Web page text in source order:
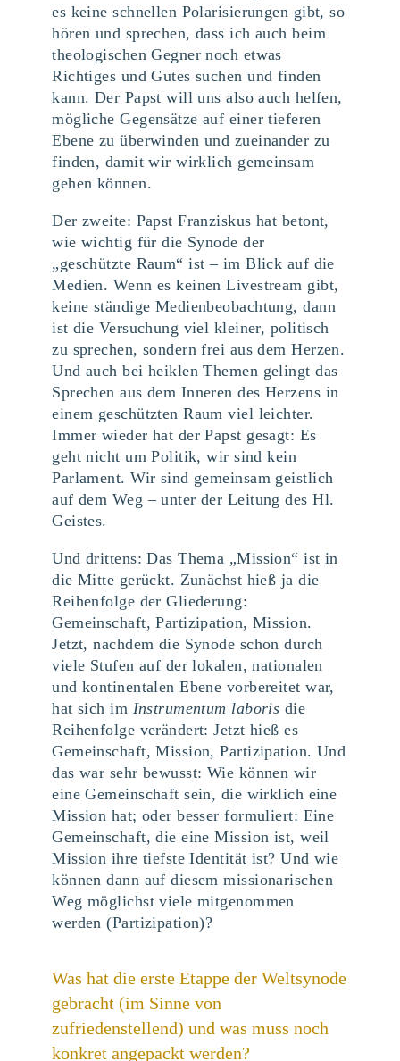
es keine schnellen Polarisierungen gibt, so
hören und sprechen, dass ich auch beim
theologischen Gegner noch etwas
Richtiges und Gutes suchen und finden
kann. Der Papst will uns also auch helfen,
mögliche Gegensätze auf einer tieferen
Ebene zu überwinden und zueinander zu
finden, damit wir wirklich gemeinsam
gehen können.
Der zweite: Papst Franziskus hat betont,
wie wichtig für die Synode der
„geschützte Raum“ ist – im Blick auf die
Medien. Wenn es keinen Livestream gibt,
keine ständige Medienbeobachtung, dann
ist die Versuchung viel kleiner, politisch
zu sprechen, sondern frei aus dem Herzen.
Und auch bei heiklen Themen gelingt das
Sprechen aus dem Inneren des Herzens in
einem geschützten Raum viel leichter.
Immer wieder hat der Papst gesagt: Es
geht nicht um Politik, wir sind kein
Parlament. Wir sind gemeinsam geistlich
auf dem Weg – unter der Leitung des Hl.
Geistes.
Und drittens: Das Thema „Mission“ ist in
die Mitte gerückt. Zunächst hieß ja die
Reihenfolge der Gliederung:
Gemeinschaft, Partizipation, Mission.
Jetzt, nachdem die Synode schon durch
viele Stufen auf der lokalen, nationalen
und kontinentalen Ebene vorbereitet war,
hat sich im Instrumentum laboris die
Reihenfolge verändert: Jetzt hieß es
Gemeinschaft, Mission, Partizipation. Und
das war sehr bewusst: Wie können wir
eine Gemeinschaft sein, die wirklich eine
Mission hat; oder besser formuliert: Eine
Gemeinschaft, die eine Mission ist, weil
Mission ihre tiefste Identität ist? Und wie
können dann auf diesem missionarischen
Weg möglichst viele mitgenommen
werden (Partizipation)?
Was hat die erste Etappe der Weltsynode
gebracht (im Sinne von
zufriedenstellend) und was muss noch
konkret angepackt werden?